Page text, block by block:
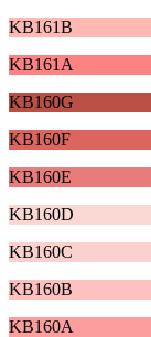
KB161B
KB161A
KB160G
KB160F
KB160E
KB160D
KB160C
KB160B
KB160A